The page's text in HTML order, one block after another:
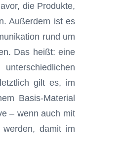
die Produkte,
Außerdem ist es
rund um
Das heißt: eine
gilt es, im
Basis-Material
– wenn auch mit
damit im